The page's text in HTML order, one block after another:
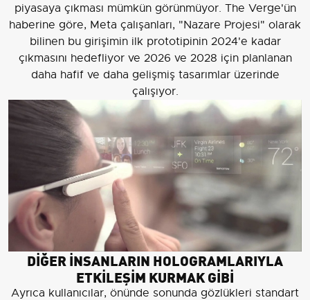
piyasaya çıkması mümkün görünmüyor. The Verge'ün
haberine göre, Meta çalışanları, "Nazare Projesi" olarak
bilinen bu girişimin ilk prototipinin 2024'e kadar
çıkmasını hedefliyor ve 2026 ve 2028 için planlanan
daha hafif ve daha gelişmiş tasarımlar üzerinde
çalışıyor.
DİĞER İNSANLARIN HOLOGRAMLARIYLA
ETKİLEŞİM KURMAK GİBİ
Ayrıca kullanıcılar, önünde sonunda gözlükleri standart